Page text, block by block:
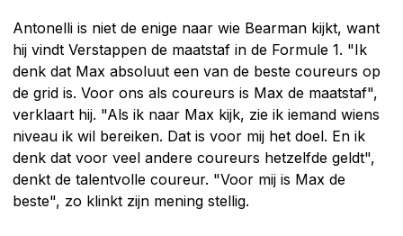
Antonelli is niet de enige naar wie Bearman kijkt, want
hij vindt Verstappen de maatstaf in de Formule 1. "Ik
denk dat Max absoluut een van de beste coureurs op
de grid is. Voor ons als coureurs is Max de maatstaf",
verklaart hij. "Als ik naar Max kijk, zie ik iemand wiens
niveau ik wil bereiken. Dat is voor mij het doel. En ik
denk dat voor veel andere coureurs hetzelfde geldt",
denkt de talentvolle coureur. "Voor mij is Max de
beste", zo klinkt zijn mening stellig.